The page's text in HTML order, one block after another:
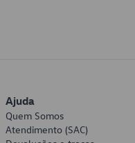
Ajuda
Quem Somos
Atendimento (SAC)